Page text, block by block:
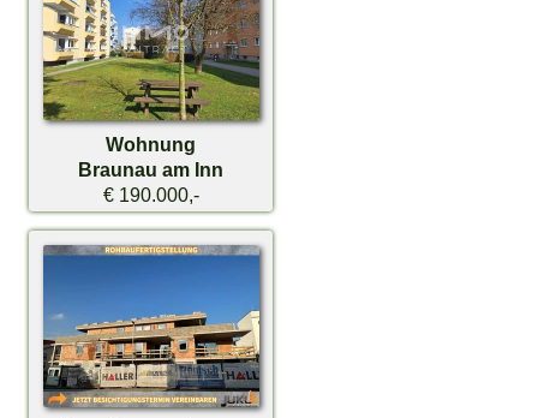
Wohnung
Braunau am Inn
€ 190.000,-